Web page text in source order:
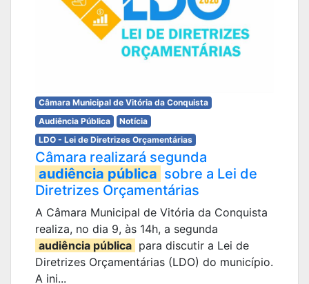
Câmara Municipal de Vitória da Conquista
Audiência Pública
Notícia
LDO - Lei de Diretrizes Orçamentárias
Câmara realizará segunda
audiência pública sobre a Lei de
Diretrizes Orçamentárias
A Câmara Municipal de Vitória da Conquista
realiza, no dia 9, às 14h, a segunda
audiência pública para discutir a Lei de
Diretrizes Orçamentárias (LDO) do município.
A ini...